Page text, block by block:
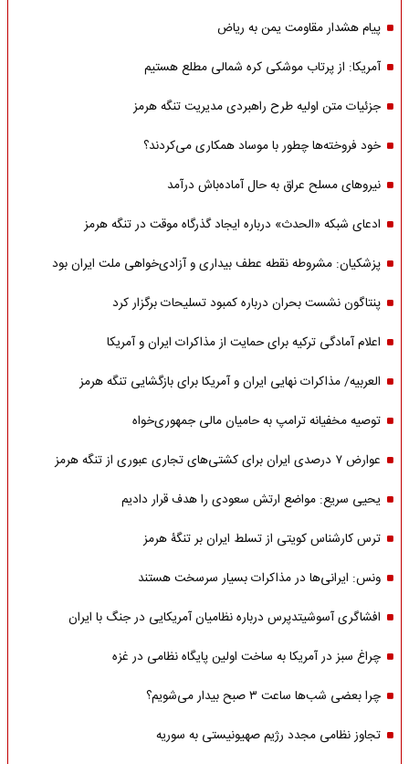
پیام هشدار مقاومت یمن به ریاض
آمریکا: از پرتاب موشکی کره شمالی مطلع هستیم
جزئیات متن اولیه طرح راهبردی مدیریت تنگه هرمز
خود فروخته‌ها چطور با موساد همکاری می‌کردند؟
نیروهای مسلح عراق به حال آماده‌باش درآمد
ادعای شبکه «الحدث» درباره ایجاد گذرگاه موقت در تنگه هرمز
پزشکیان: مشروطه نقطه عطف بیداری و آزادی‌خواهی ملت ایران بود
پنتاگون نشست بحران درباره کمبود تسلیحات برگزار کرد
اعلام آمادگی ترکیه برای حمایت از مذاکرات ایران و آمریکا
العربیه/ مذاکرات نهایی ایران و آمریکا برای بازگشایی تنگه هرمز
توصیه مخفیانه ترامپ به حامیان مالی جمهوری‌خواه
عوارض ۷ درصدی ایران برای کشتی‌های تجاری عبوری از تنگه هرمز
یحیی سریع: مواضع ارتش سعودی را هدف قرار دادیم
ترس کارشناس کویتی از تسلط ایران بر تنگۀ هرمز
ونس: ایرانی‌ها در مذاکرات بسیار سرسخت هستند
افشاگری آسوشیتدپرس درباره نظامیان آمریکایی در جنگ با ایران
چراغ سبز در آمریکا به ساخت اولین پایگاه نظامی در غزه
چرا بعضی شب‌ها ساعت ۳ صبح بیدار می‌شویم؟
تجاوز نظامی مجدد رژیم صهیونیستی به سوریه